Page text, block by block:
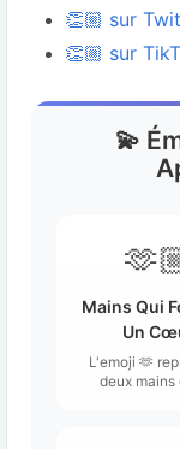
👏🏼 sur
👏🏼 sur
💫
Mains Qui
Un
L'emoji 🫶
deux mains